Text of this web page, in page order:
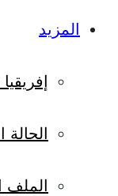
المزيد
الحالة
الملف